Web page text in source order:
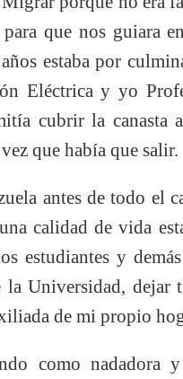
que nos guiara
estaba por
Eléctrica y yo
cubrir la canasta
que había que salir.
antes de todo el
calidad de vida
estudiantes y
Universidad, dejar
de mi propio
como nadadora